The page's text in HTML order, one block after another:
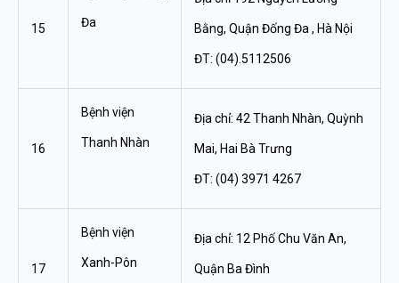
15 Đa Bằng, Quận Đống Đa , Hà Nội
ĐT: (04).5112506
16
Bệnh viện
Thanh Nhàn
Địa chỉ: 42 Thanh Nhàn, Quỳnh
Mai, Hai Bà Trưng
ĐT: (04) 3971 4267
17
Bệnh viện
Xanh-Pôn
Địa chỉ: 12 Phố Chu Văn An,
Quận Ba Đình